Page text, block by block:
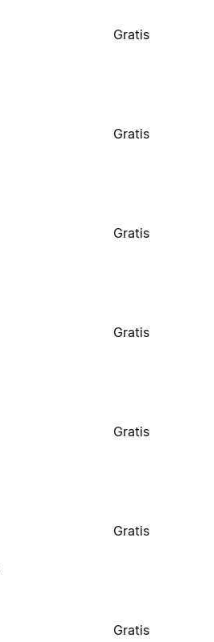
Gratis
Gratis
Gratis
Gratis
Gratis
Gratis
Gratis